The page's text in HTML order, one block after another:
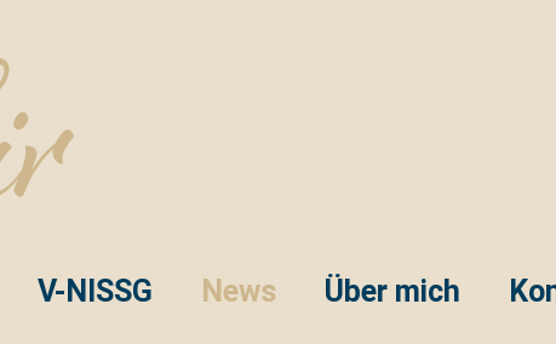
V-NISSG News Über mich